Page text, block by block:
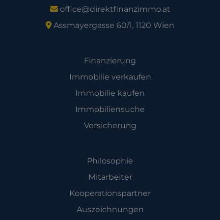
office@direktfinanzimmo.at
Assmayergasse 60/1, 1120 Wien
Finanzierung
Immobilie verkaufen
Immobilie kaufen
Immobiliensuche
Versicherung
Philosophie
Mitarbeiter
Kooperationspartner
Auszeichnungen